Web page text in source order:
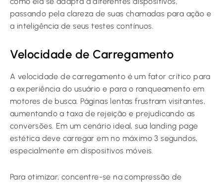
passando pela clareza de suas chamadas para ação e
a inteligência de seus testes contínuos.
Velocidade de Carregamento
A velocidade de carregamento é um fator crítico para
a experiência do usuário e para o ranqueamento em
motores de busca. Páginas lentas frustram visitantes,
aumentando a taxa de rejeição e prejudicando as
conversões. Em um cenário ideal, sua landing page
estética deve carregar em no máximo 3 segundos,
especialmente em dispositivos móveis.
Para otimizar, concentre-se na compressão de